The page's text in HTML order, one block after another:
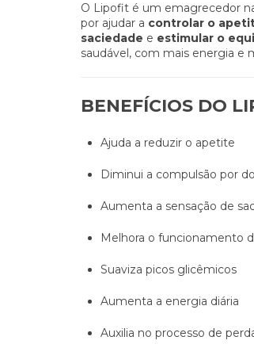
O Lipofit é um emagrecedor
por ajudar a controlar o
saciedade e estimular o
saudável, com mais energia e
BENEFÍCIOS DO
Ajuda a reduzir o apetite
Diminui a compulsão por
Aumenta a sensação de
Melhora o funcionamento
Suaviza picos glicêmicos
Aumenta a energia diária
Auxilia no processo de